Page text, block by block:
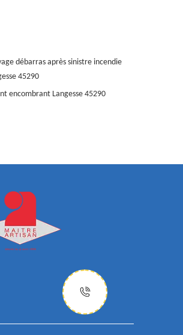
débarras après sinistre incendie
45290
encombrant Langesse 45290